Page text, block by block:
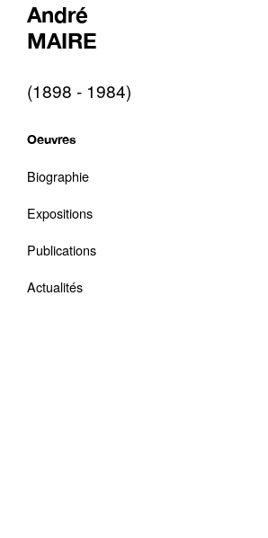
André
MAIRE
(1898 - 1984)
Oeuvres
Biographie
Expositions
Publications
Actualités